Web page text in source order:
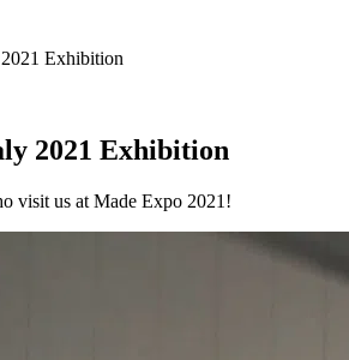
Exhibition
2021 Exhibition
visit us at Made Expo 2021!